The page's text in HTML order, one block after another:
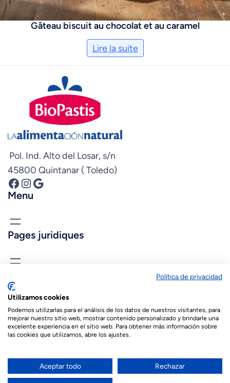
Gâteau biscuit au chocolat et au caramel
Lire la suite
Pol. Ind. Alto del Losar, s/n
45800 Quintanar ( Toledo)
Facebook InstagramGoogle
Menu
Pages juridiques
+34 925 180 903
© 2026 Biopastis.com
Español(Espagnol English(Anglais
Français
Política de privacidad
Utilizamos cookies
Podemos utilizarlas para el análisis de los datos de nuestros visitantes, para
mejorar nuestro sitio web, mostrar contenido personalizado y brindarle una
excelente experiencia en el sitio web. Para obtener más información sobre
las cookies que utilizamos, abre los ajustes.
Aceptar todo Rechazar